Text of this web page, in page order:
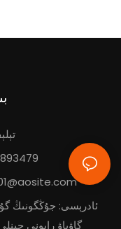
ئادرېسى: جۇڭگونىڭ
گاۋياۋ رايونى